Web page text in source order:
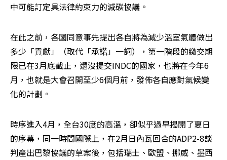
中可能訂定具法律約束力的減碳協議。
在此之前，各國同意事先提出各自將為減少溫室氣體做出
多少「貢獻」（取代「承諾」一詞），第一階段的繳交期
限已在3月底截止，還沒提交INDC的國家，也將在今年6
月，也就是大會召開至少6個月前，發佈各自應對氣候變
化的計劃。
時序進入4月，全台30度的高溫，卻似乎過早揭開了夏日
的序幕，同一時間國際上，在2月日內瓦回合的ADP2-8談
判產出巴黎協議的草案後，包括瑞士、歐盟、挪威、墨西